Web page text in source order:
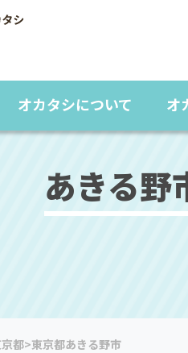
オカタシについて オ
あきる野
都 東京都あきる野市